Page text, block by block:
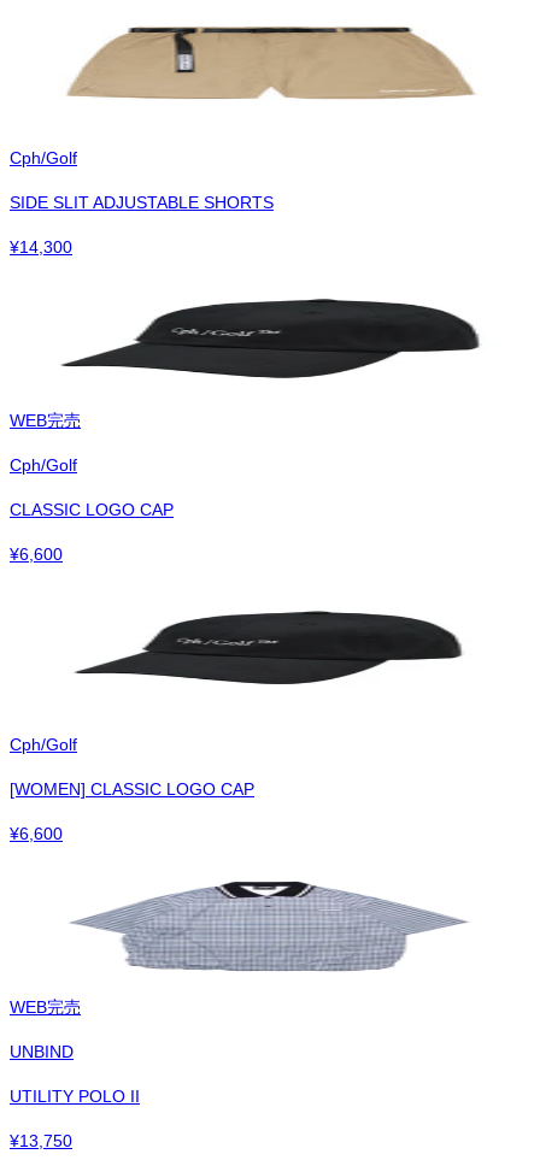
Cph/Golf
SIDE SLIT ADJUSTABLE SHORTS
¥14,300
WEB完売
Cph/Golf
CLASSIC LOGO CAP
¥6,600
Cph/Golf
[WOMEN] CLASSIC LOGO CAP
¥6,600
WEB完売
UNBIND
UTILITY POLO II
¥13,750